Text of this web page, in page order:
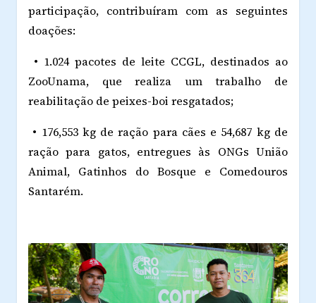
participação, contribuíram com as seguintes
doações:
• 1.024 pacotes de leite CCGL, destinados ao
ZooUnama, que realiza um trabalho de
reabilitação de peixes-boi resgatados;
• 176,553 kg de ração para cães e 54,687 kg de
ração para gatos, entregues às ONGs União
Animal, Gatinhos do Bosque e Comedouros
Santarém.